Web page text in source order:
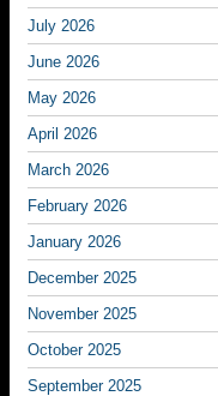
July 2026
June 2026
May 2026
April 2026
March 2026
February 2026
January 2026
December 2025
November 2025
October 2025
September 2025